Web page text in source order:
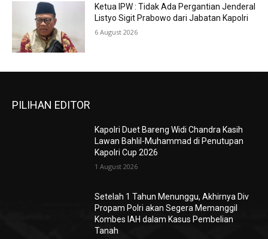
Ketua IPW : Tidak Ada Pergantian Jenderal
Listyo Sigit Prabowo dari Jabatan Kapolri
6 August 2026
PILIHAN EDITOR
Kapolri Duet Bareng Widi Chandra Kasih
Lawan Bahlil-Muhammad di Penutupan
Kapolri Cup 2026
1 August 2026
Setelah 1 Tahun Menunggu, Akhirnya Div
Propam Polri akan Segera Memanggil
Kombes IAH dalam Kasus Pembelian
Tanah